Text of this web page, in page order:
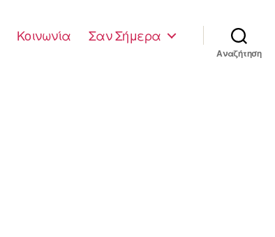
Κοινωνία Σαν Σήμερα
Αναζήτηση